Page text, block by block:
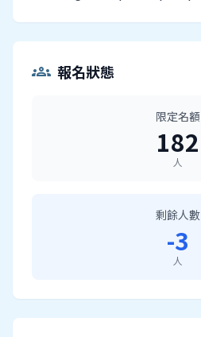
groups 報名狀態
限定名額
182
人
剩餘人數
-3
人